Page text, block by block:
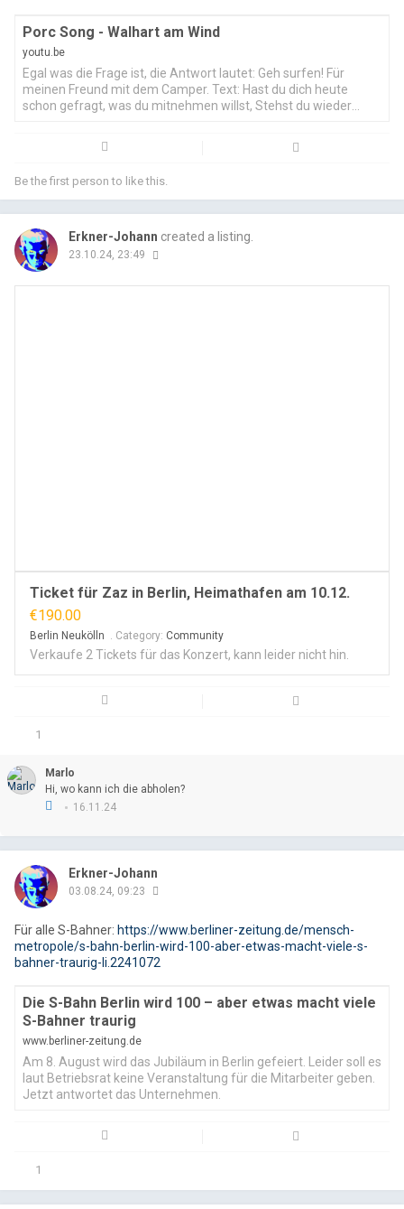
Porc Song - Walhart am Wind
youtu.be
Egal was die Frage ist, die Antwort lautet: Geh surfen! Für
meinen Freund mit dem Camper. Text: Hast du dich heute
schon gefragt, was du mitnehmen willst, Stehst du wieder
Be the first person to like this.
Erkner-Johann created a listing.
23.10.24, 23:49
Ticket für Zaz in Berlin, Heimathafen am 10.12.
€190.00
Berlin Neukölln Category: Community
Verkaufe 2 Tickets für das Konzert, kann leider nicht hin.
1
Marlo
Hi, wo kann ich die abholen?
16.11.24
Erkner-Johann
03.08.24, 09:23
Für alle S-Bahner: https://www.berliner-zeitung.de/mensch-
metropole/s-bahn-berlin-wird-100-aber-etwas-macht-viele-s-
bahner-traurig-li.2241072
Die S-Bahn Berlin wird 100 – aber etwas macht viele
S-Bahner traurig
www.berliner-zeitung.de
Am 8. August wird das Jubiläum in Berlin gefeiert. Leider soll es
laut Betriebsrat keine Veranstaltung für die Mitarbeiter geben.
Jetzt antwortet das Unternehmen.
1